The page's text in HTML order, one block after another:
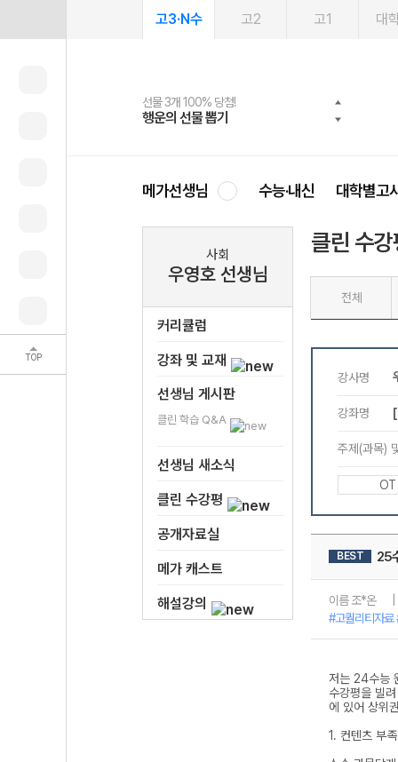
TOP
고3·N수 고2 고1 대
선물 3개 100% 당첨!
행운의 선물 뽑기
선물 100% 증정!
메가스터디 X 올리브
여름방학 스터디 캐시백
메가런 썸머스쿨
2027 러셀 단과
강사 공개선발
스마트러닝앱
설문 EVENT
메가패스
3일 무료 체험권
메가패스 수강생 무료혜택!
메가클럽 멤버십
사회공헌 캠페인
희망이룸 메가나눔
메가선생님 수능·내신 대학별고
사회
우영호 선생님
커리큘럼
강좌 및 교재
선생님 게시판
클린 학습 Q&A
선생님 새소식
클린 수강평
공개자료실
메가 캐스트
해설강의
클린 수강
전체